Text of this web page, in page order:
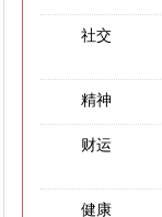
社交
精神
财运
健康